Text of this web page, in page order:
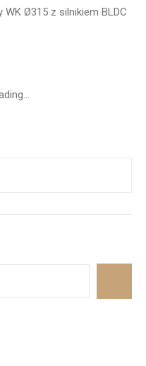
Ø315 z silnikiem BLDC